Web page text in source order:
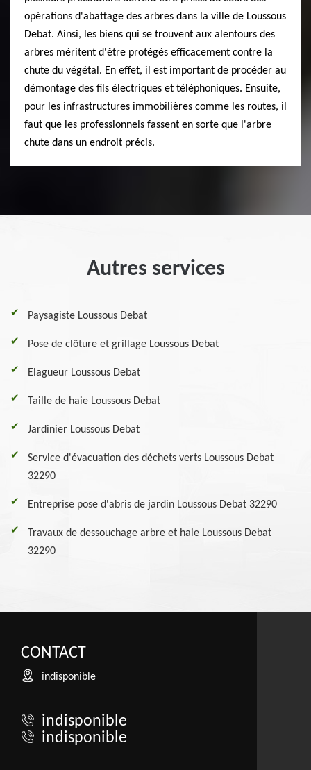
opérations d'abattage des arbres dans la ville de Loussous
Debat. Ainsi, les biens qui se trouvent aux alentours des
arbres méritent d'être protégés efficacement contre la
chute du végétal. En effet, il est important de procéder au
démontage des fils électriques et téléphoniques. Ensuite,
pour les infrastructures immobilières comme les routes, il
faut que les professionnels fassent en sorte que l'arbre
chute dans un endroit précis.
Autres services
Paysagiste Loussous Debat
Pose de clôture et grillage Loussous Debat
Elagueur Loussous Debat
Taille de haie Loussous Debat
Jardinier Loussous Debat
Service d'évacuation des déchets verts Loussous Debat
32290
Entreprise pose d'abris de jardin Loussous Debat 32290
Travaux de dessouchage arbre et haie Loussous Debat
32290
CONTACT
indisponible
indisponible
indisponible